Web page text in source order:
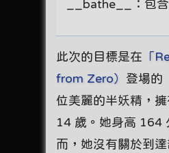
__bathe__：包
此次的目標是在 「
from Zero） 登場的
位美麗的半妖精，
14 歲。她身高 164
而，她沒有關於到